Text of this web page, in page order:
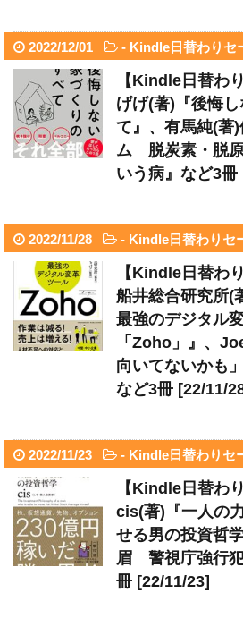
2022/12/01 - Kindle日替わりセ
【Kindle日替わ
げげ(著)『後悔
て』、有馬純(著
ム 脱炭素・脱
いう病』など3冊
2022/11/28 - Kindle日替わりセ
【Kindle日替わ
船井総合研究所(
最強のデジタル
「Zoho」』、
向いてないかも
など3冊 [22/11/
2022/11/23 - Kindle日替わりセ
【Kindle日替わ
cis(著)『一人の
せる男の投資哲
眉 警視庁強行
冊 [22/11/23]